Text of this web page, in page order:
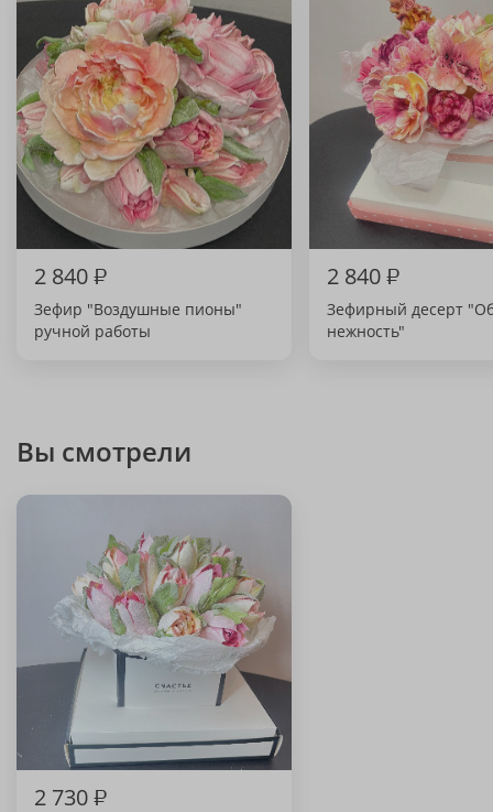
2 840₽
Зефир "Воздушные пионы"
ручной работы
2 840₽
Зефирный десерт
нежность"
Вы смотрели
2 730₽